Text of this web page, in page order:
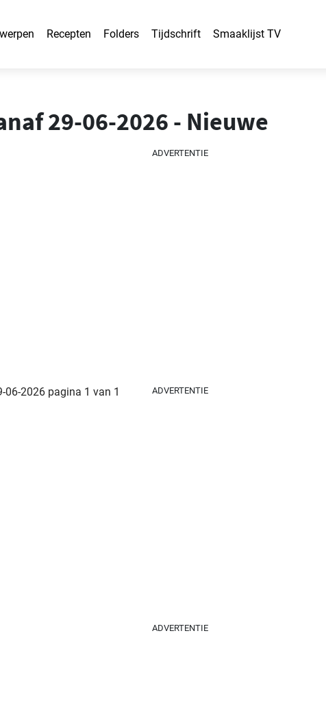
Recepten Folders Tijdschrift Smaaklijst TV
29-06-2026 - Nieuwe
ADVERTENTIE
ADVERTENTIE
ADVERTENTIE